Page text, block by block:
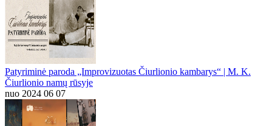
Patyriminė paroda „Improvizuotas Čiurlionio kambarys“ | M. K.
Čiurlionio namų rūsyje
nuo 2024 06 07